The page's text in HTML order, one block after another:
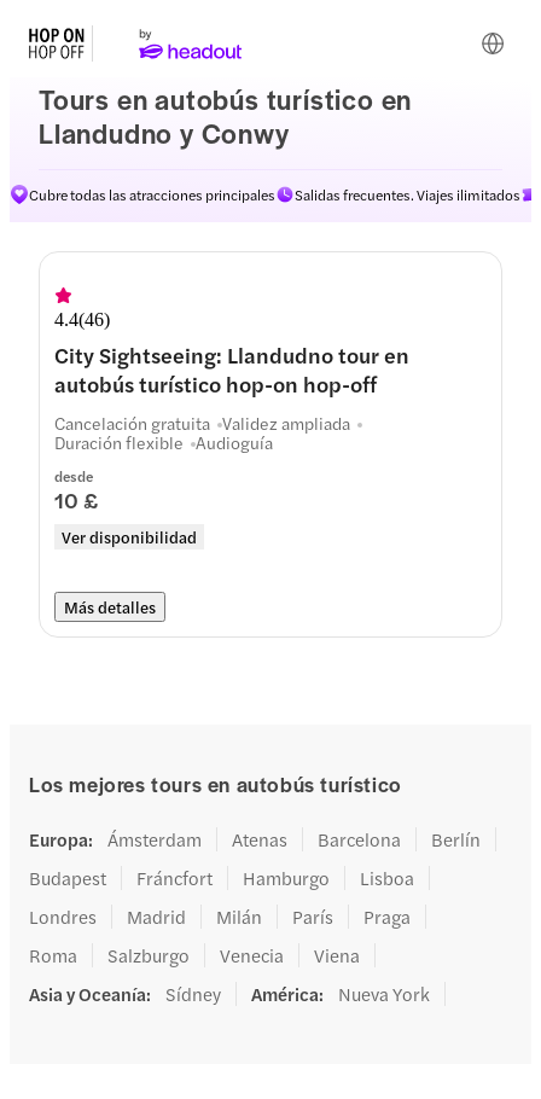
Tours en autobús turístico en
Llandudno y Conwy
Cubre todas las atracciones principales Salidas frecuentes. Viajes ilimitados
4.4(46)
City Sightseeing: Llandudno tour en
autobús turístico hop-on hop-off
desde
10 £
Ver disponibilidad
Cancelación gratuita Validez ampliada
Duración flexible Audioguía
Más detalles
Los mejores tours en autobús turístico
Europa: Ámsterdam Atenas Barcelona
Berlín
Budapest
Fráncfort Hamburgo
Lisboa
Londres
Madrid Milán París
Praga
Roma
Salzburgo Venecia
Viena
Asia y Oceanía: Sídney América: Nueva York